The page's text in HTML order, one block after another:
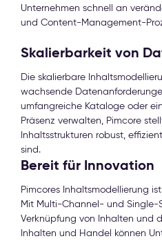
Unternehmen schnell an
und Content-Management-
Skalierbarkeit von
Die skalierbare
wachsende
umfangreiche Kataloge oder
Präsenz verwalten, Pimcore
Inhaltsstrukturen robust,
sind.
Bereit für Innovation
Pimcores Inhaltsmodellierung
Mit Multi-Channel- und Single-
Verknüpfung von Inhalten und
Inhalten und Handel können